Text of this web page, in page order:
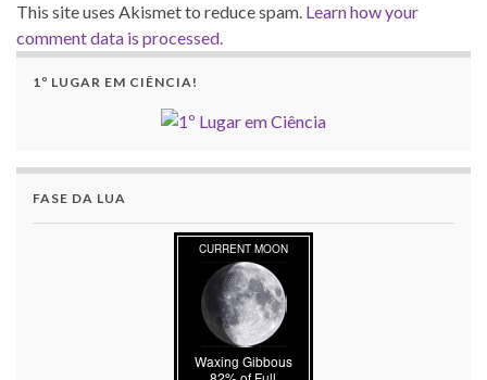
This site uses Akismet to reduce spam. Learn how your
comment data is processed.
1º LUGAR EM CIÊNCIA!
FASE DA LUA